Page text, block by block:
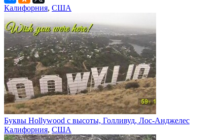
Калифорния, США
Буквы Hollywood с высоты, Голливуд, Лос-Анджелес
Калифорния, США